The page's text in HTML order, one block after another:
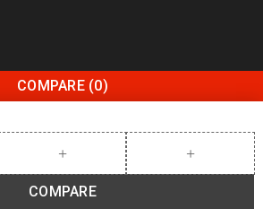
COMPARE (0)
COMPARE